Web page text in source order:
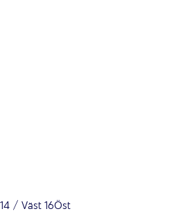
/ Väst 16Öst